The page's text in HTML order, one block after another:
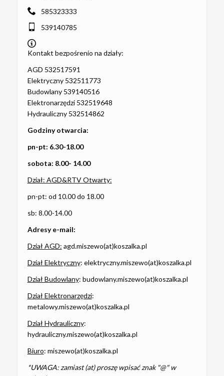
585323333
539140785
Kontakt bezpośrenio na działy:
AGD 532517591
Elektryczny 532511773
Budowlany 539140516
Elektronarzędzi 532519648
Hydrauliczny 532514862
Godziny otwarcia:
pn-pt: 6.30-18.00
sobota: 8.00- 14.00
Dział: AGD&RTV Otwarty:
pn-pt: od 10.00 do 18.00
sb: 8.00-14.00
Adresy e-mail:
Dział AGD: agd.miszewo(at)koszalka.pl
Dział Elektryczny: elektryczny.miszewo(at)koszalka.pl
Dział Budowlany: budowlany.miszewo(at)koszalka.pl
Dział Elektronarzędzi:
metalowy.miszewo(at)koszalka.pl
Dział Hydrauliczny:
hydrauliczny.miszewo(at)koszalka.pl
Biuro: miszewo(at)koszalka.pl
*UWAGA: zamiast (at) proszę wpisać znak "@" w